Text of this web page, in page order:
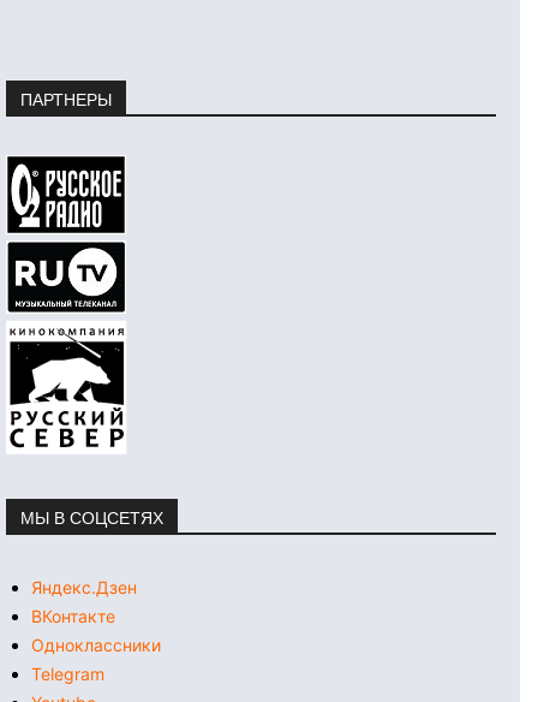
ПАРТНЕРЫ
МЫ В СОЦСЕТЯХ
Яндекс.Дзен
ВКонтакте
Одноклассники
Telegram